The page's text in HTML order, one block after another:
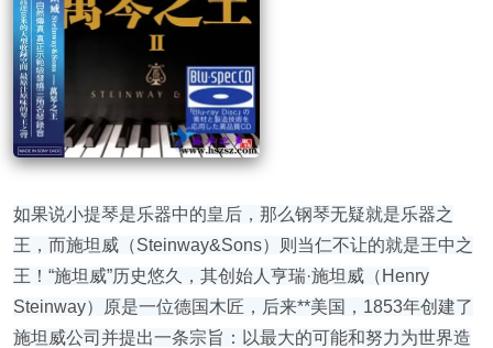
如果说小提琴是乐器中的皇后，那么钢琴无疑就是乐器之
王，而施坦威（Steinway&Sons）则当仁不让的就是王中之
王！“施坦威”历史悠久，其创始人亨瑞·施坦威（Henry
Steinway）原是一位德国木匠，后来**美国，1853年创建了
施坦威公司并提出一条宗旨：以最大的可能和努力为世界造